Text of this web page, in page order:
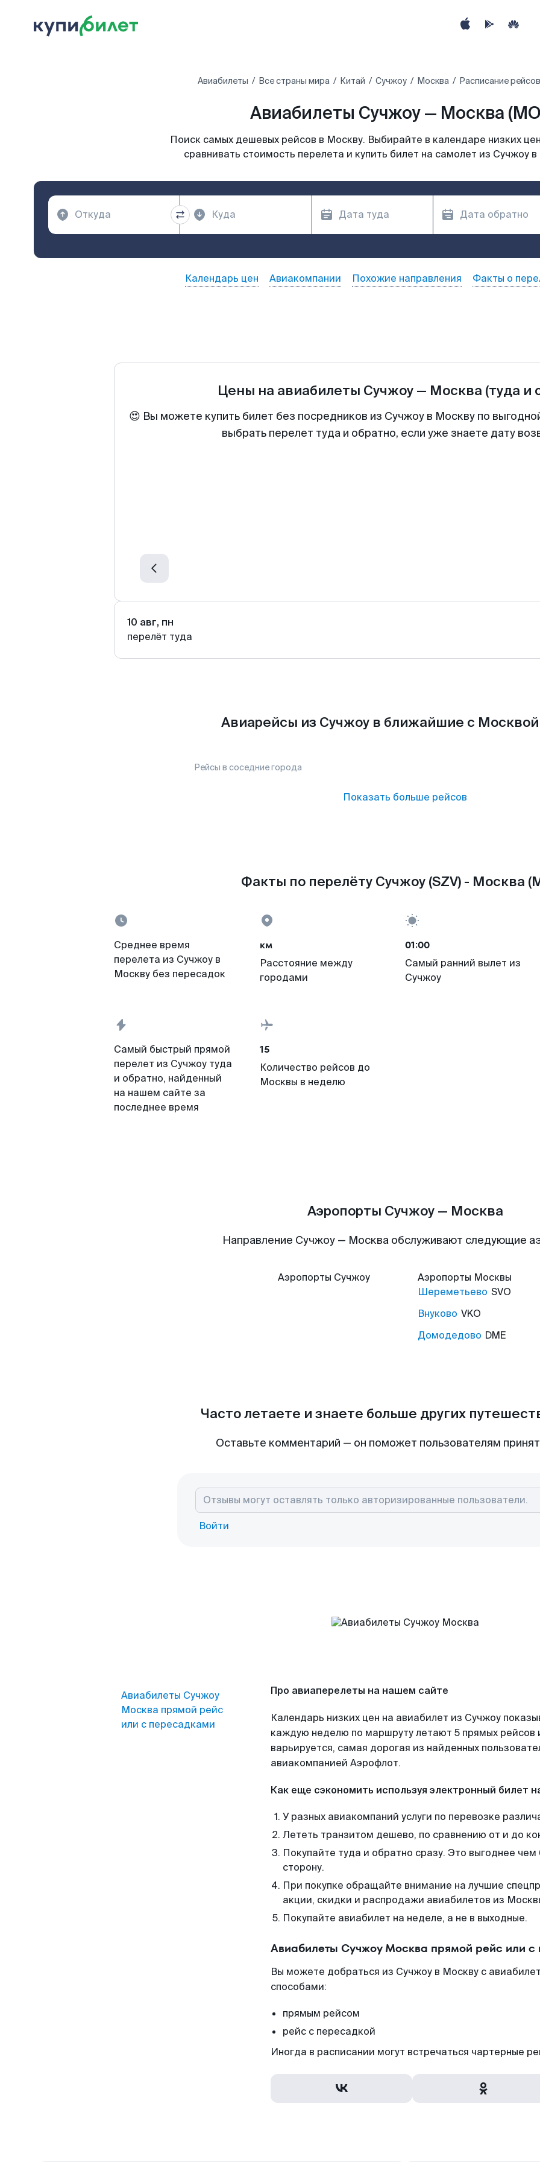
Авиабилеты Все страны мира Китай Сучжоу Москва Расписание
Авиабилеты Сучжоу — Москва
Поиск самых дешевых рейсов в Москву. Выбирайте в календаре низких
сравнивать стоимость перелета и купить билет на самолет из Сучжоу
Календарь цен Авиакомпании Похожие направления Факты о
Цены на авиабилеты Сучжоу— Москва (туда и
😍 Вы можете купить билет без посредников из Сучжоу в Москву по
выбрать перелет туда и обратно, если уже знаете дату
10 авг, пн
перелёт туда
Авиарейсы из Сучжоу в ближайшие с Москвой
Рейсы в соседние города
Показать больше рейсов
Факты по перелёту Сучжоу (SZV) - Москва
Среднее время
перелета из Сучжоу в
Москву без пересадок
км
Расстояние между
городами
01:00
Самый ранний вылет из
Сучжоу
Самый быстрый прямой
перелет из Сучжоу туда
и обратно, найденный
на нашем сайте за
последнее время
15
Количество рейсов до
Москвы в неделю
Аэропорты Сучжоу — Москва
Направление Сучжоу — Москва обслуживают следующие
Аэропорты Сучжоу Аэропорты Москвы
Шереметьево SVO
Внуково VKO
Домодедово DME
Часто летаете и знаете больше других
Оставьте комментарий — он поможет пользователям
Войти
Авиабилеты Сучжоу
Москва прямой рейс
или с пересадками
Про авиаперелеты на нашем сайте
Календарь низких цен на авиабилет из Сучжоу
каждую неделю по маршруту летают 5 прямых рейсов
варьируется, самая дорогая из найденных
авиакомпанией Аэрофлот.
Как еще сэкономить используя электронный билет
У разных авиакомпаний услуги по перевозке
Лететь транзитом дешево, по сравнению от и до
Покупайте туда и обратно сразу. Это выгоднее
сторону.
При покупке обращайте внимание на лучшие
акции, скидки и распродажи авиабилетов из
Покупайте авиабилет на неделе, а не в выходные.
Авиабилеты Сучжоу Москва прямой рейс или с
Вы можете добраться из Сучжоу в Москву с
способами:
прямым рейсом
рейс с пересадкой
Иногда в расписании могут встречаться чартерные